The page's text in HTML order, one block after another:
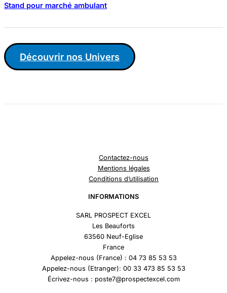
Stand pour marché ambulant
Découvrir nos Univers
Contactez-nous
Mentions légales
Conditions d’utilisation
INFORMATIONS
SARL PROSPECT EXCEL
Les Beauforts
63560 Neuf-Eglise
France
Appelez-nous (France) : 04 73 85 53 53
Appelez-nous (Etranger): 00 33 473 85 53 53
Écrivez-nous : poste7@prospectexcel.com